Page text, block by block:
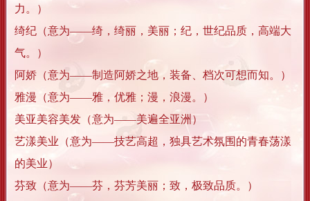
力。）
绮纪（意为——绮，绮丽，美丽；纪，世纪品质，高端大
气。）
阿娇（意为——制造阿娇之地，装备、档次可想而知。）
雅漫（意为——雅，优雅；漫，浪漫。）
美亚美容美发（意为——美遍全亚洲）
艺漾美业（意为——技艺高超，独具艺术氛围的青春荡漾
的美业）
芬致（意为——芬，芬芳美丽；致，极致品质。）